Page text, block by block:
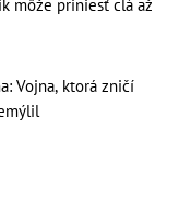
môže priniesť clá až
Vojna, ktorá zničí